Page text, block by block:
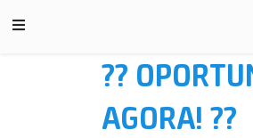
??
AGORA! ??